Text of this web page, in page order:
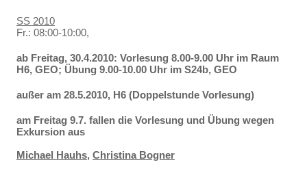
SS 2010
Fr.: 08:00-10:00,
ab Freitag, 30.4.2010: Vorlesung 8.00-9.00 Uhr im Raum
H6, GEO; Übung 9.00-10.00 Uhr im S24b, GEO
außer am 28.5.2010, H6 (Doppelstunde Vorlesung)
am Freitag 9.7. fallen die Vorlesung und Übung wegen
Exkursion aus
Michael Hauhs, Christina Bogner